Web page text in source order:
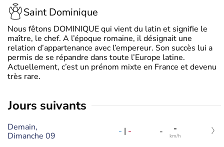
Saint Dominique
Nous fêtons DOMINIQUE qui vient du latin et signifie le
maître, le chef. A l’époque romaine, il désignait une
relation d’appartenance avec l’empereur. Son succès lui a
permis de se répandre dans toute l’Europe latine.
Actuellement, c’est un prénom mixte en France et devenu
très rare.
jours suivants
Demain,
Dimanche 09
- | - - -
km/h